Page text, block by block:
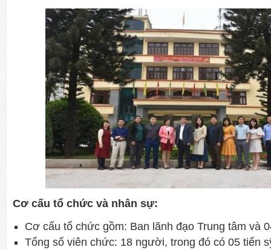
Cơ cấu tổ chức và nhân sự:
Cơ cấu tổ chức gồm: Ban lãnh đạo Trung tâm và
Tổng số viên chức: 18 người, trong đó có 05 tiến